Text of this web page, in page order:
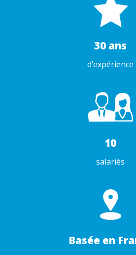
30 ans
d’expérience
10
salariés
Basée en